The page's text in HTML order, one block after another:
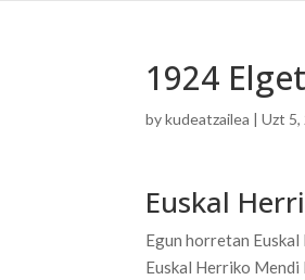
1924
bykudeatzailea |Uzt 5,
Euskal
Egun horretan
Euskal Herriko